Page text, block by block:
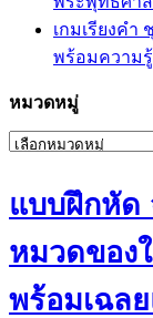
เกมเรียงคำ
พร้อมความ
หมวดหมู่
หมวด
แบบฝึกหัด
หมวดของ
พร้อมเฉล